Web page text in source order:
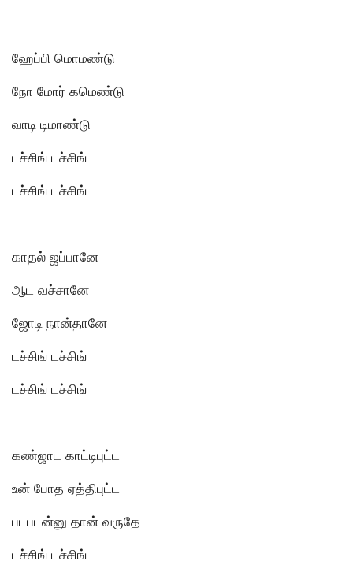
ஹேப்பி மொமண்டு
நோ மோர் கமெண்டு
வாடி டிமாண்டு
டச்சிங் டச்சிங்
டச்சிங் டச்சிங்
காதல் ஜப்பானே
ஆட வச்சானே
ஜோடி நான்தானே
டச்சிங் டச்சிங்
டச்சிங் டச்சிங்
கண்ஜாட காட்டிபுட்ட
உன் போத ஏத்திபுட்ட
படபடன்னு தான் வருதே
டச்சிங் டச்சிங்